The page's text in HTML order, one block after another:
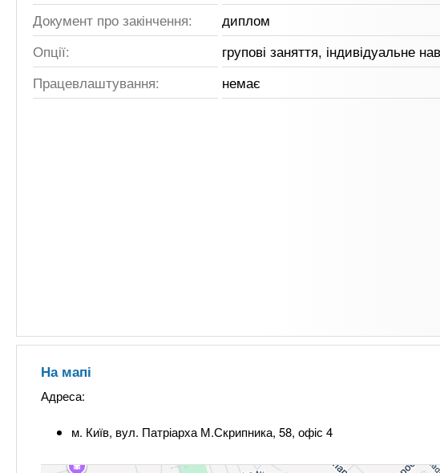
Документ про закінчення:
диплом
Опції:
групові заняття, індивідуальне
Працевлаштування:
немає
На мапі
Адреса:
м. Київ, вул. Патріарха М.Скрипника, 58, офіс 4